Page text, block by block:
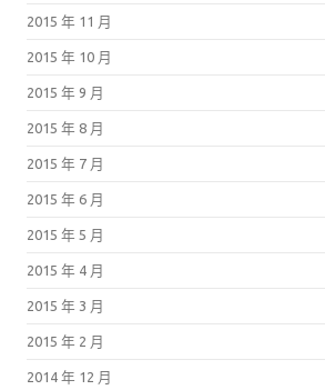
2015 年 11 月
2015 年 10 月
2015 年 9 月
2015 年 8 月
2015 年 7 月
2015 年 6 月
2015 年 5 月
2015 年 4 月
2015 年 3 月
2015 年 2 月
2014 年 12 月